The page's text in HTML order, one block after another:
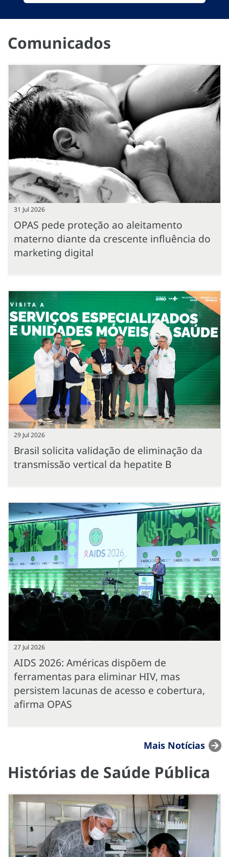
Comunicados
31 Jul 2026
OPAS pede proteção ao aleitamento
materno diante da crescente influência do
marketing digital
29 Jul 2026
Brasil solicita validação de eliminação da
transmissão vertical da hepatite B
27 Jul 2026
AIDS 2026: Américas dispõem de
ferramentas para eliminar HIV, mas
persistem lacunas de acesso e cobertura,
afirma OPAS
Mais Notícias
Histórias de Saúde Pública